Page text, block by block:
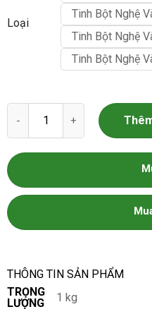
Loại
Tinh Bột Nghệ
Tinh Bột Nghệ
Tinh Bột Nghệ
Tinh Bột Nghệ Vàng Đồng
THÔNG TIN SẢN PHẨM
TRỌNG
LƯỢNG
1 kg